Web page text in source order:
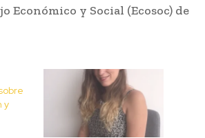
Económico y Social (Ecosoc) de
y